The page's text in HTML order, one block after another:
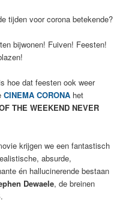
tijden voor corona betekende?
bijwonen! Fuiven! Feesten!
hoe dat feesten ook weer
CINEMA CORONA het
THE WEEKEND NEVER
krijgen we een fantastisch
absurde,
én hallucinerende bestaan
Dewaele, de breinen
.